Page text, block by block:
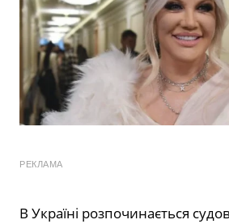
РЕКЛАМА
В Україні розпочинається